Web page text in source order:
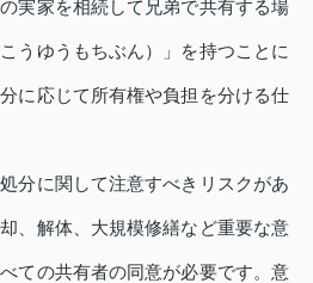
実家を相続して兄弟で共有する場
うゆうもちぶん）」を持つことに
に応じて所有権や負担を分ける仕
分に関して注意すべきリスクがあ
、解体、大規模修繕など重要な意
ての共有者の同意が必要です。意